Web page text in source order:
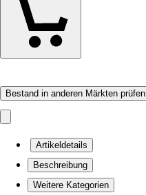
Bestand in anderen Märkten prüfen
Artikeldetails
Beschreibung
Weitere Kategorien